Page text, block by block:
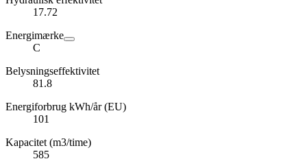
17.72
Energimærke
C
Belysningseffektivitet
81.8
Energiforbrug kWh/år (EU)
101
Kapacitet (m3/time)
585